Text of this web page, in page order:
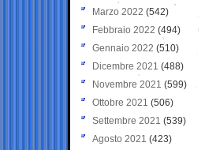
Marzo 2022 (542)
Febbraio 2022 (494)
Gennaio 2022 (510)
Dicembre 2021 (488)
Novembre 2021 (599)
Ottobre 2021 (506)
Settembre 2021 (539)
Agosto 2021 (423)